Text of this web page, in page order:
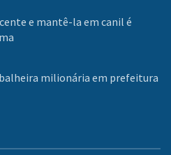
e mantê-la em canil é
milionária em prefeitura